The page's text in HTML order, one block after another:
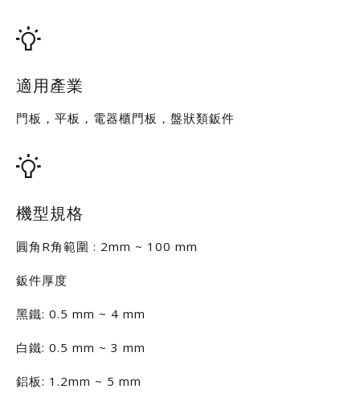
適用產業
門板，平板，電器櫃門板，盤狀類鈑件
機型規格
圓角R角範圍 : 2mm ~ 100 mm
鈑件厚度
黑鐵: 0.5 mm ~ 4 mm
白鐵: 0.5 mm ~ 3 mm
鋁板: 1.2mm ~ 5 mm